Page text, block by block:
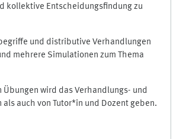
kollektive Entscheidungsfindung zu
und distributive Verhandlungen
mehrere Simulationen zum Thema
wird das Verhandlungs- und
auch von Tutor*in und Dozent geben.